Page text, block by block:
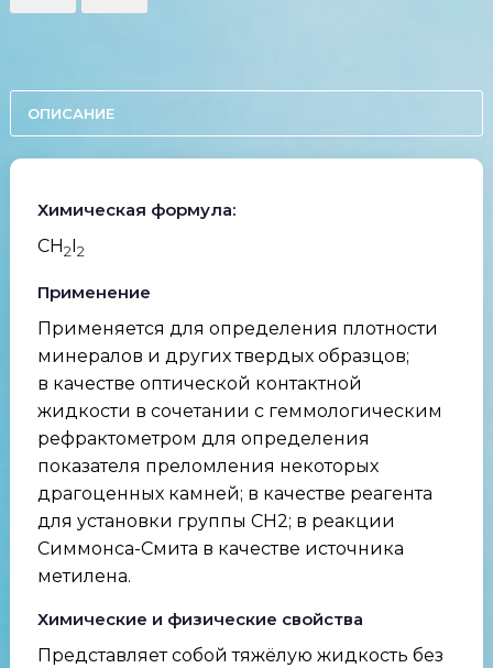
ОПИСАНИЕ
Химическая формула:
CH2I2
Применение
Применяется для определения плотности
минералов и других твердых образцов;
в качестве оптической контактной
жидкости в сочетании с геммологическим
рефрактометром для определения
показателя преломления некоторых
драгоценных камней; в качестве реагента
для установки группы СН2; в реакции
Симмонса-Смита в качестве источника
метилена.
Химические и физические свойства
Представляет собой тяжёлую жидкость без